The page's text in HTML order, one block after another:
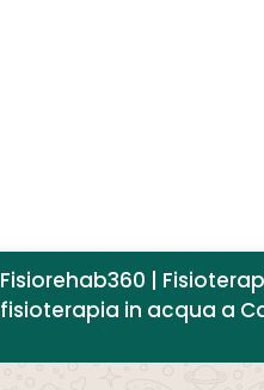
Fisiorehab360 |
fisioterapia in acqua a